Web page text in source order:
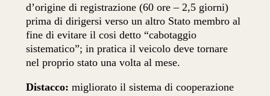
d’origine di registrazione (60 ore – 2,5 giorni)
prima di dirigersi verso un altro Stato membro al
fine di evitare il cosi detto “cabotaggio
sistematico”; in pratica il veicolo deve tornare
nel proprio stato una volta al mese.
Distacco: migliorato il sistema di cooperazione